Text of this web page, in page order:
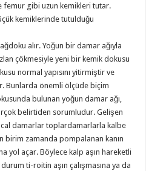
femur gibi uzun kemikleri tutar.
kemiklerinde tutulduğu
alır. Yoğun bir damar ağıyla
çökmesiyle yeni bir kemik dokusu
normal yapısını yitirmiştir ve
Bunlarda önemli ölçüde biçim
bulunan yoğun damar ağı,
belirtiden sorumludur. Gelişen
damarlar toplarda­marlarla kalbe
birim zamanda pompalanan ka­nın
yol açar. Böylece kalp aşın hareketli
ti-roitin aşın çalışmasına ya da